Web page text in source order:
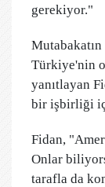
gerekiyor."
Mutabakatın
Türkiye'nin
yanıtlayan
bir işbirliği
Fidan,
Onlar
tarafla da